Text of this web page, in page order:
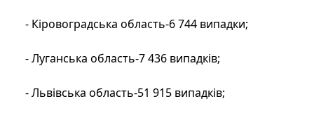
- Кіровоградська область-6 744 випадки;
- Луганська область-7 436 випадків;
- Львівська область-51 915 випадків;